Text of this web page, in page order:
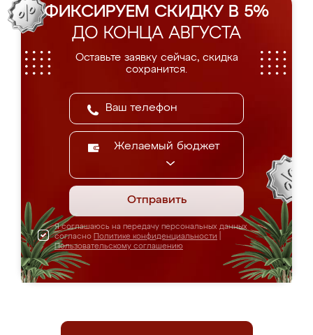
ФИКСИРУЕМ СКИДКУ В 5%
ДО КОНЦА АВГУСТА
Оставьте заявку сейчас, скидка
сохранится.
Желаемый бюджет
Отправить
Я соглашаюсь на передачу персональных данных
согласно Политике конфиденциальности
Пользовательскому соглашению